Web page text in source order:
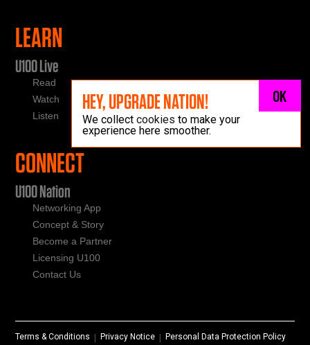
LEARN
U100 Live
Read
Watch
Listen
CONNECT
U100 Nation
Networking App
Concept & Story
Become a Partner
Licensing U100
Contact Us
Terms & Conditions |Privacy Notice |Personal Data Protection Policy
HEY, UPGRADE NATION!
We collect cookies to make your
experience here smoother.
OK